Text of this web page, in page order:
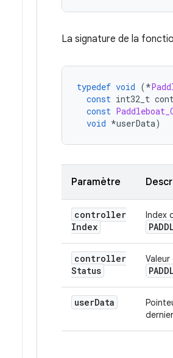
La signature de la
typedef void (*
const int32_t
const
void *userData)
Paramètre
controller
Index
Index
controller
Status
userData